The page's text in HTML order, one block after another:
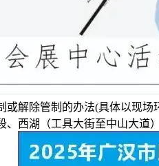
或解除管制的办法(具体以现
、西湖（工具大街至中山大道